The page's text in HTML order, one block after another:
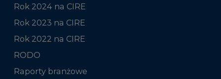
Rok 2024 na CIRE
Rok 2023 na CIRE
Rok 2022 na CIRE
RODO
Raporty branżowe